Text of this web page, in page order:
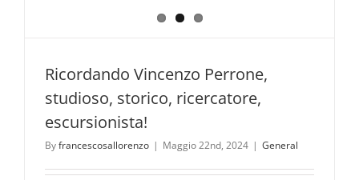
Ricordando Vincenzo Perrone,
studioso, storico, ricercatore,
escursionista!
Byfrancescosallorenzo | Maggio 22nd, 2024 | General